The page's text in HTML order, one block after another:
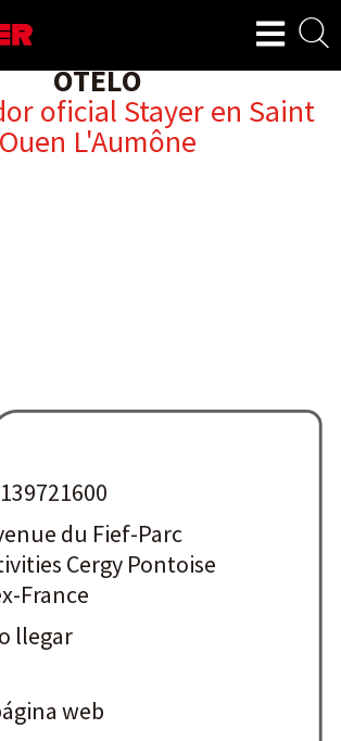
OTELO
oficial Stayer en Saint
Ouen L'Aumône
du Fief-Parc
Cergy Pontoise
France
llegar
web